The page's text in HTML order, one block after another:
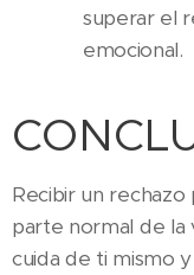
superar el
emocional.
Recibir un
parte normal de la
cuida de ti mismo